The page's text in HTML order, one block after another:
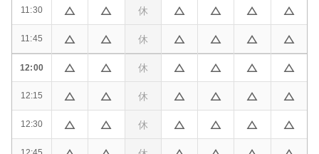
11:30
11:45
12:00
12:15
12:30
休
休
休
休
休